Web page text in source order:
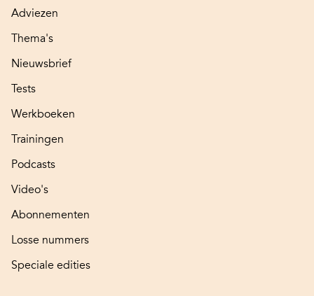
Adviezen
Thema's
Nieuwsbrief
Tests
Werkboeken
Trainingen
Podcasts
Video's
Abonnementen
Losse nummers
Speciale edities